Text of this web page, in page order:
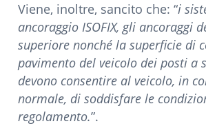
Viene, inoltre, sancito che: “i
ancoraggio ISOFIX, gli ancoraggi
superiore nonché la superficie di
pavimento del veicolo dei posti a
devono consentire al veicolo, in
normale, di soddisfare le
regolamento.”.